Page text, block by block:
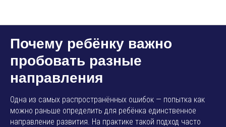
Почему ребёнку важно
пробовать разные
направления
Одна из самых распространённых ошибок — попытка как
можно раньше определить для ребёнка единственное
направление развития. На практике такой подход часто